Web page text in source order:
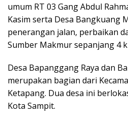
umum RT 03 Gang Abdul
Kasim serta Desa Bangkuang
penerangan jalan, perbaikan
Sumber Makmur sepanjang 4
Desa Bapanggang Raya dan
merupakan bagian dari
Ketapang. Dua desa ini
Kota Sampit.